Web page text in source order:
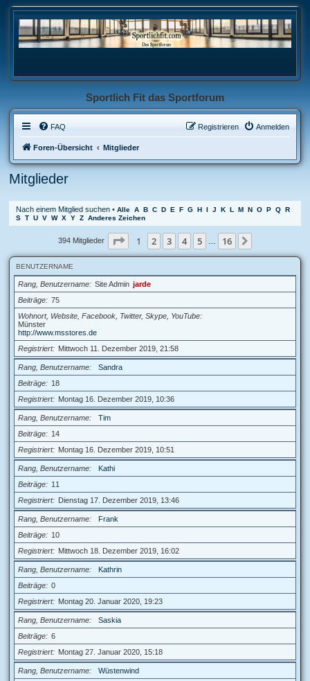
Sportlich Fit das Sportforum
FAQ Anmelden
Registrieren
Foren-Übersicht Mitglieder
Mitglieder
Nach einem Mitglied suchen • Alle A B C D E F G H I J K L M N O P Q R
S T U V W X Y Z Anderes Zeichen
394 Mitglieder Seite 1von 16
1 2 3 4 5 16
BENUTZERNAME
Rang, Benutzername Site Admin jarde
Beiträge
75
Wohnort, Website, Facebook, Twitter, Skype, YouTube
Münster
http://www.msstores.de
Registriert
Mittwoch 11. Dezember 2019, 21:58
Rang, Benutzername
Sandra
Beiträge
18
Registriert
Montag 16. Dezember 2019, 10:36
Rang, Benutzername
Tim
Beiträge
14
Registriert
Montag 16. Dezember 2019, 10:51
Rang, Benutzername
Kathi
Beiträge
11
Registriert
Dienstag 17. Dezember 2019, 13:46
Rang, Benutzername
Frank
Beiträge
10
Registriert
Mittwoch 18. Dezember 2019, 16:02
Rang, Benutzername
Kathrin
Beiträge
0
Registriert
Montag 20. Januar 2020, 19:23
Rang, Benutzername
Saskia
Beiträge
6
Registriert
Montag 27. Januar 2020, 15:18
Rang, Benutzername
Wüstenwind